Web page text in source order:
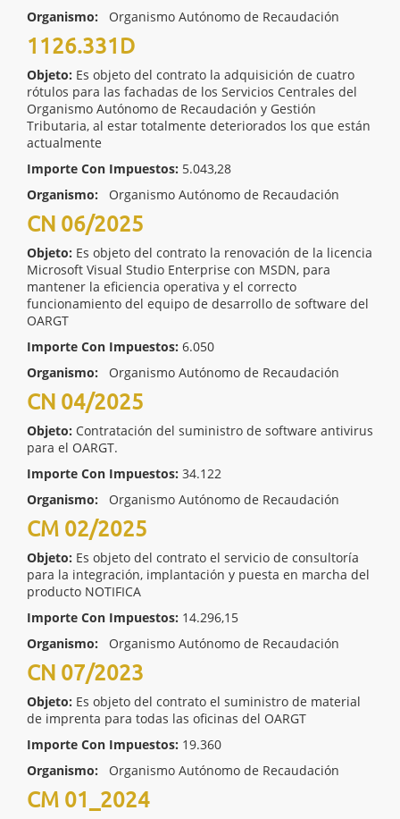
Organismo:
Organismo Autónomo de Recaudación
1126.331D
Objeto: Es objeto del contrato la adquisición de cuatro
rótulos para las fachadas de los Servicios Centrales del
Organismo Autónomo de Recaudación y Gestión
Tributaria, al estar totalmente deteriorados los que están
actualmente
Importe Con Impuestos: 5.043,28
Organismo:
Organismo Autónomo de Recaudación
CN 06/2025
Objeto: Es objeto del contrato la renovación de la licencia
Microsoft Visual Studio Enterprise con MSDN, para
mantener la eficiencia operativa y el correcto
funcionamiento del equipo de desarrollo de software del
OARGT
Importe Con Impuestos: 6.050
Organismo:
Organismo Autónomo de Recaudación
CN 04/2025
Objeto: Contratación del suministro de software antivirus
para el OARGT.
Importe Con Impuestos: 34.122
Organismo:
Organismo Autónomo de Recaudación
CM 02/2025
Objeto: Es objeto del contrato el servicio de consultoría
para la integración, implantación y puesta en marcha del
producto NOTIFICA
Importe Con Impuestos: 14.296,15
Organismo:
Organismo Autónomo de Recaudación
CN 07/2023
Objeto: Es objeto del contrato el suministro de material
de imprenta para todas las oficinas del OARGT
Importe Con Impuestos: 19.360
Organismo:
Organismo Autónomo de Recaudación
CM 01_2024